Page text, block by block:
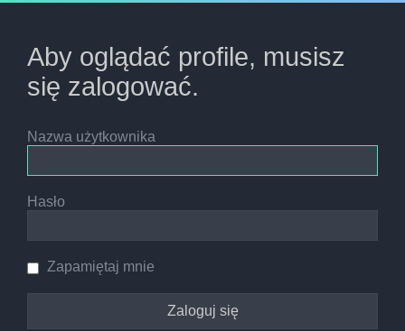
Aby oglądać profile, musisz
się zalogować.
Nazwa użytkownika
Hasło
Zapamiętaj mnie